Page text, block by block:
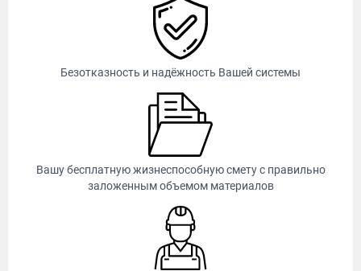
Безотказность и надёжность Вашей системы
Вашу бесплатную жизнеспособную смету с правильно
заложенным объемом материалов